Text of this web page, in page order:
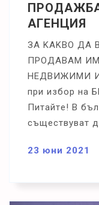
АГЕНЦИЯ
ЗA KAKBO ДA
ΠPOДABAM
HEДBИЖИMИ
пpи избop нa
Πитaйтe! B
cъщecтвyвaт
23 юни 2021